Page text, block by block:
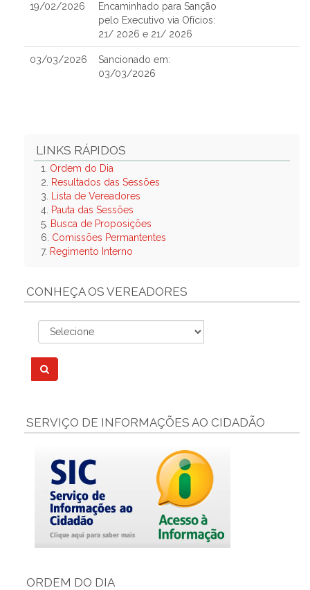
19/02/2026
Encaminhado para Sanção
pelo Executivo via Ofícios:
21/ 2026 e 21/ 2026
03/03/2026
Sancionado em:
03/03/2026
LINKS RÁPIDOS
1. Ordem do Dia
2.
Resultados das Sessões
3.
Lista de Vereadores
4. Pauta das Sessões
5. Busca de Proposições
6. Comissões Permantentes
7. Regimento Interno
CONHEÇA OS VEREADORES
SERVIÇO DE INFORMAÇÕES AO CIDADÃO
ORDEM DO DIA